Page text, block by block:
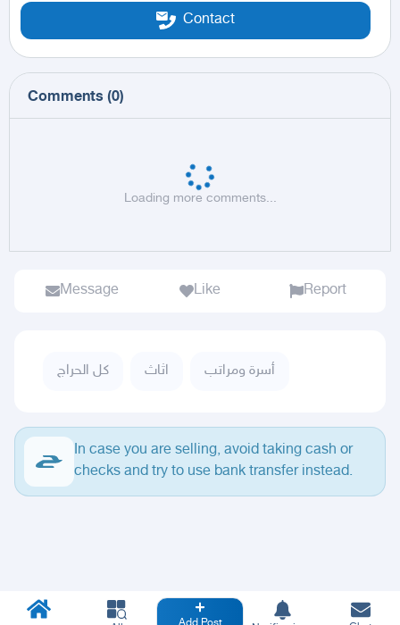
Contact
Comments (0)
Loading more comments...
Message Like Report
كل الحراج اثاث أسرة ومراتب
In case you are selling, avoid taking cash or
checks and try to use bank transfer instead.